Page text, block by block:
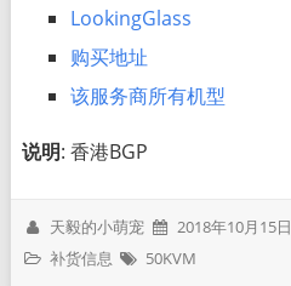
LookingGlass
购买地址
该服务商所有机型
说明: 香港BGP
天毅的小萌宠 2018年10月15日
补货信息
50KVM